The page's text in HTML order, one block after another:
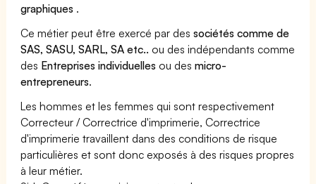
graphiques .
Ce métier peut être exercé par dessociétés comme de
SAS, SASU, SARL, SA etc.. ou des indépendants comme
des Entreprises individuelles ou desmicro-
entrepreneurs.
Les hommes et les femmes qui sont respectivement
Correcteur / Correctrice d'imprimerie, Correctrice
d'imprimerie travaillent dans des conditions de risque
particulières et sont donc exposés à des risques propres
à leur métier.